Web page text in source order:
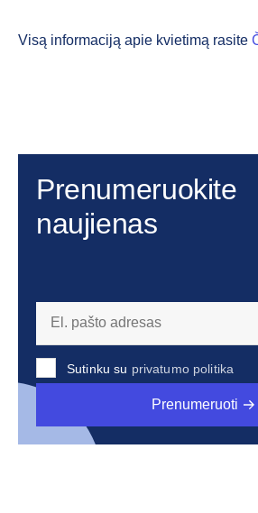
Visą informaciją apie kvietimą rasite
Prenumeruokite
naujienas
Sutinku su privatumo politika
Prenumeruoti